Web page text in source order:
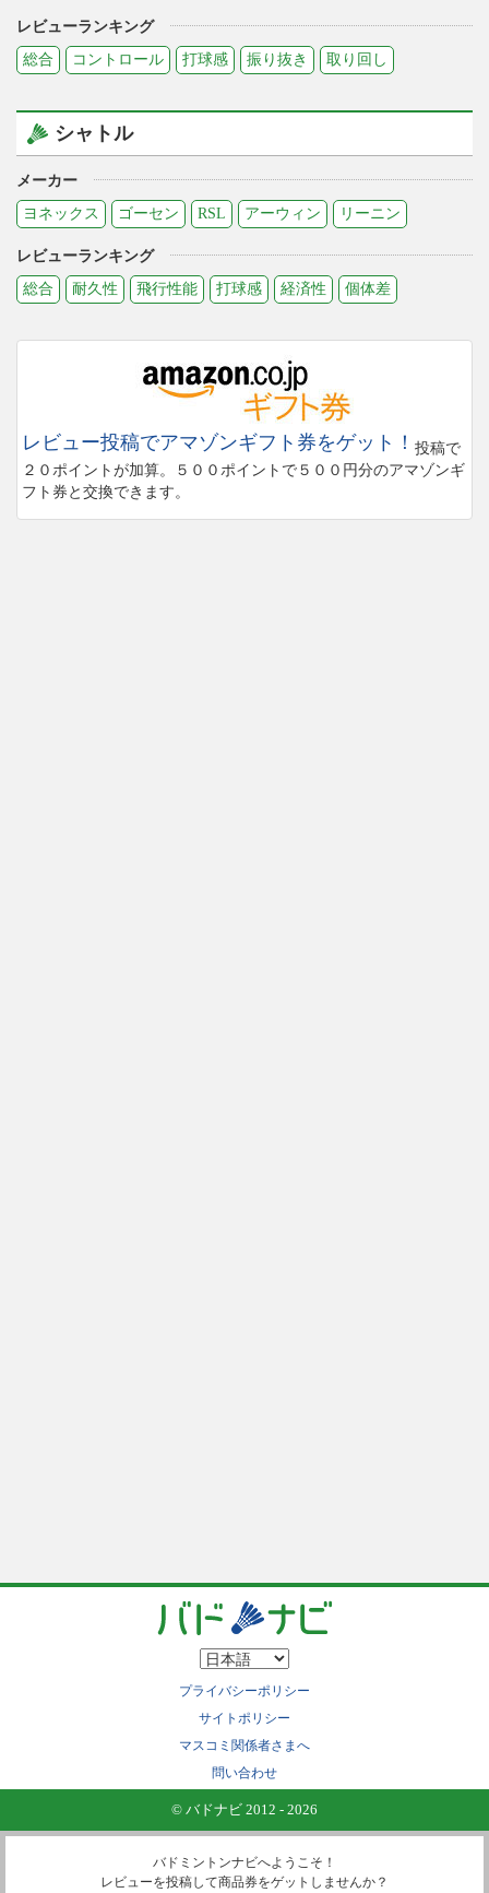
レビューランキング
総合
コントロール 打球感 振り抜き 取り回し
シャトル
メーカー
ヨネックス
ゴーセン RSL アーウィン リーニン
レビューランキング
総合
耐久性 飛行性能 打球感 経済性 個体差
レビュー投稿でアマゾンギフト券をゲット！ 投稿で
２０ポイントが加算。５００ポイントで５００円分のアマゾンギ
フト券と交換できます。
プライバシーポリシー
サイトポリシー
マスコミ関係者さまへ
問い合わせ
© バドナビ 2012 - 2026
バドミントンナビへようこそ！
レビューを投稿して商品券をゲットしませんか？